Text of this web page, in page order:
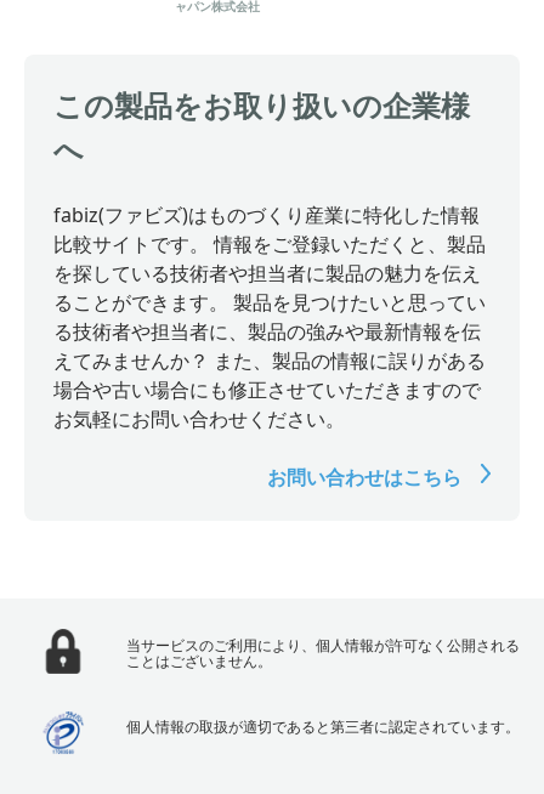
ャパン株式会社
この製品をお取り扱いの企業様
へ
fabiz(ファビズ)はものづくり産業に特化した情報
比較サイトです。 情報をご登録いただくと、製品
を探している技術者や担当者に製品の魅力を伝え
ることができます。 製品を見つけたいと思ってい
る技術者や担当者に、製品の強みや最新情報を伝
えてみませんか？ また、製品の情報に誤りがある
場合や古い場合にも修正させていただきますので
お気軽にお問い合わせください。
お問い合わせはこちら
当サービスのご利用により、個人情報が許可なく公開される
ことはございません。
個人情報の取扱が適切であると第三者に認定されています。